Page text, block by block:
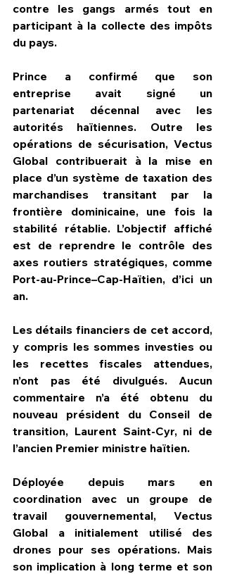
HPN Live
contre les gangs armés tout en
participant à la collecte des impôts
du pays.
Prince a confirmé que son
entreprise avait signé un
partenariat décennal avec les
autorités haïtiennes. Outre les
opérations de sécurisation, Vectus
Global contribuerait à la mise en
place d’un système de taxation des
marchandises transitant par la
frontière dominicaine, une fois la
stabilité rétablie. L’objectif affiché
est de reprendre le contrôle des
axes routiers stratégiques, comme
Port-au-Prince–Cap-Haïtien, d’ici un
an.
Les détails financiers de cet accord,
y compris les sommes investies ou
les recettes fiscales attendues,
n’ont pas été divulgués. Aucun
commentaire n’a été obtenu du
nouveau président du Conseil de
transition, Laurent Saint-Cyr, ni de
l’ancien Premier ministre haïtien.
Déployée depuis mars en
coordination avec un groupe de
travail gouvernemental, Vectus
Global a initialement utilisé des
drones pour ses opérations. Mais
son implication à long terme et son